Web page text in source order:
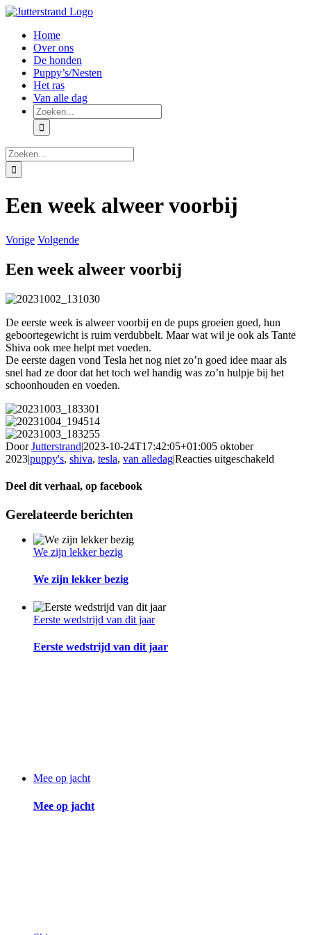
Ga
inhoudHome
Over ons
De honden
Puppy’s/Nesten
Het ras
Van alle dag
Zoeken
naar:
Zoeken
naar:
Een week alweer voorbij
Vorige Volgende
Een week alweer voorbij
De eerste week is alweer voorbij en de pups groeien goed, hun
geboortegewicht is ruim verdubbelt. Maar wat wil je ook als Tante
Shiva ook mee helpt met voeden.
De eerste dagen vond Tesla het nog niet zo’n goed idee maar als
snel had ze door dat het toch wel handig was zo’n hulpje bij het
schoonhouden en voeden.
DoorJutterstrand|2023-10-24T17:42:05+01:005 oktober
2023|puppy's, shiva, tesla, van alledag|Reacties uitgeschakeld
Deel dit verhaal, op facebook
Facebook
Gerelateerde berichten
We zijn lekker bezig
We zijn lekker bezig
Eerste wedstrijd van dit jaar
Eerste wedstrijd van dit jaar
Mee op jacht
Mee op jacht